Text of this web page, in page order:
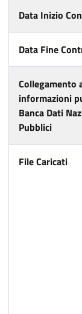
Data Inizio
Data Fine
Collegamento
informazioni
Banca Dati
Pubblici
File Caricati